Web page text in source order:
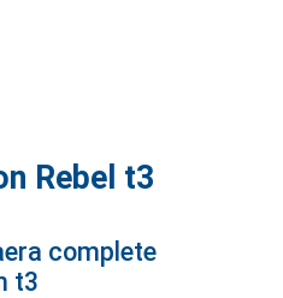
Rebel t3
complete
t3